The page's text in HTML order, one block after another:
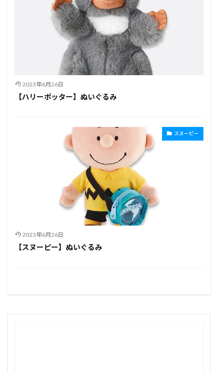
2023年6月26日
【ハリーポッター】ぬいぐるみ
スヌーピー
2023年6月26日
【スヌーピー】ぬいぐるみ